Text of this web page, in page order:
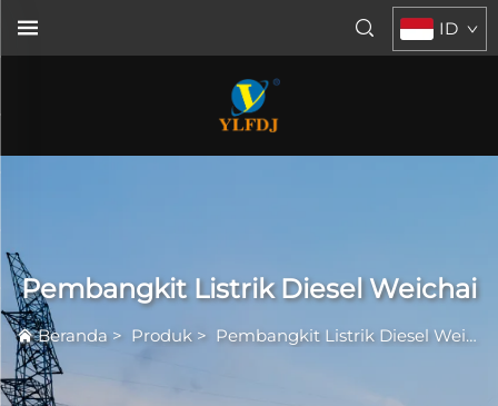
ID
Pembangkit Listrik Diesel Weichai
Beranda> Produk > Pembangkit Listrik Diesel Weichai